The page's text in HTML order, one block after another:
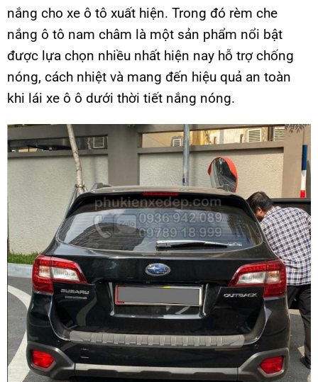
nắng cho xe ô tô xuất hiện. Trong đó rèm che
nắng ô tô nam châm là một sản phẩm nổi bật
được lựa chọn nhiều nhất hiện nay hỗ trợ chống
nóng, cách nhiệt và mang đến hiệu quả an toàn
khi lái xe ô ô dưới thời tiết nắng nóng.